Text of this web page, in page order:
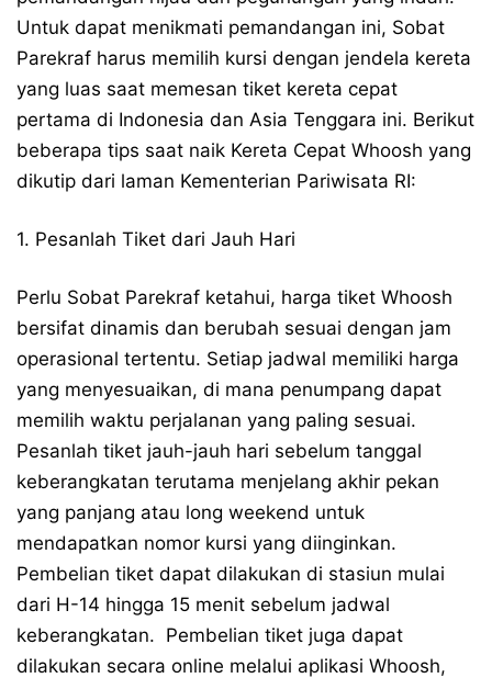
Untuk dapat menikmati pemandangan ini, Sobat
Parekraf harus memilih kursi dengan jendela kereta
yang luas saat memesan tiket kereta cepat
pertama di Indonesia dan Asia Tenggara ini. Berikut
beberapa tips saat naik Kereta Cepat Whoosh yang
dikutip dari laman Kementerian Pariwisata RI:
1. Pesanlah Tiket dari Jauh Hari
Perlu Sobat Parekraf ketahui, harga tiket Whoosh
bersifat dinamis dan berubah sesuai dengan jam
operasional tertentu. Setiap jadwal memiliki harga
yang menyesuaikan, di mana penumpang dapat
memilih waktu perjalanan yang paling sesuai.
Pesanlah tiket jauh-jauh hari sebelum tanggal
keberangkatan terutama menjelang akhir pekan
yang panjang atau long weekend untuk
mendapatkan nomor kursi yang diinginkan.
Pembelian tiket dapat dilakukan di stasiun mulai
dari H-14 hingga 15 menit sebelum jadwal
keberangkatan. Pembelian tiket juga dapat
dilakukan secara online melalui aplikasi Whoosh,